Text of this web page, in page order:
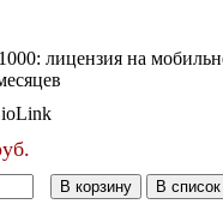
лицензия на